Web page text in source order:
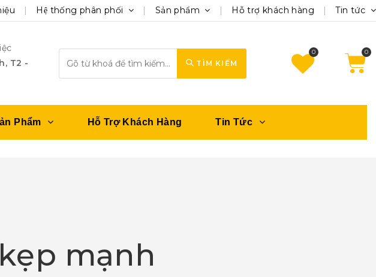
Hệ thống phân phối Sản phẩm Hỗ trợ khách hàng Tin tức
T2 -
TÌM KIẾM
0
Phẩm Hỗ Trợ Khách Hàng Tin Tức
mạnh